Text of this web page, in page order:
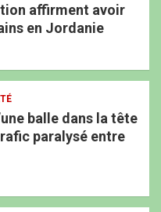
affirment avoir
en Jordanie
balle dans la tête
paralysé entre